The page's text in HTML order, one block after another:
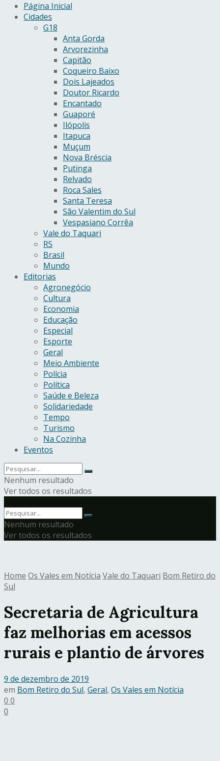
Página Inicial
Cidades
G18
Anta Gorda
Arvorezinha
Capitão
Coqueiro Baixo
Dois Lajeados
Doutor Ricardo
Encantado
Guaporé
Ilópolis
Itapuca
Muçum
Nova Bréscia
Putinga
Relvado
Roca Sales
Santa Teresa
São Valentim do Sul
Vespasiano Corrêa
Vale do Taquari
RS
Brasil
Mundo
Editorias
Agronegócio
Cultura
Economia
Educação
Especial
Esporte
Geral
Meio Ambiente
Polícia
Política
Saúde e Beleza
Solidariedade
Tempo
Turismo
Na Cozinha
Eventos
Nenhum resultado
Ver todos os resultados
Nenhum resultado
Ver todos os resultados
Home Os Vales em Notícia Vale do Taquari Bom Retiro do
Sul
Secretaria de Agricultura
faz melhorias em acessos
rurais e plantio de árvores
9 de dezembro de 2019
em Bom Retiro do Sul, Geral, Os Vales em Notícia
0 0
0